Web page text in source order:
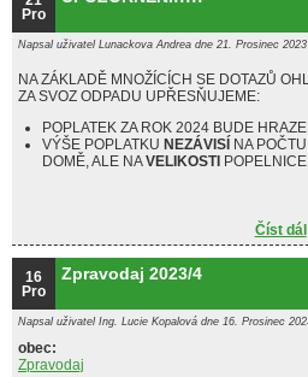
Pro
Napsal uživatel Lunackova Andrea dne 21. Prosinec
NA ZÁKLADĚ MNOŽÍCÍCH SE DOTAZŮ
ZA SVOZ ODPADU UPŘESŇUJEME:
POPLATEK ZA ROK 2024 BUDE
VÝŠE POPLATKU NEZÁVISÍ NA
DOMĚ, ALE NAVELIKOSTI
Číst dál
16
Pro
Zpravodaj 2023/4
Napsal uživatel Ing. Lucie Kopalová dne 16. Prosinec
obec:
Zpravodaj